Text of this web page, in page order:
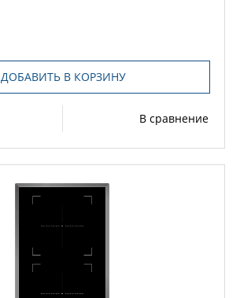
ДОБАВИТЬ В КОРЗИНУ
В сравнение